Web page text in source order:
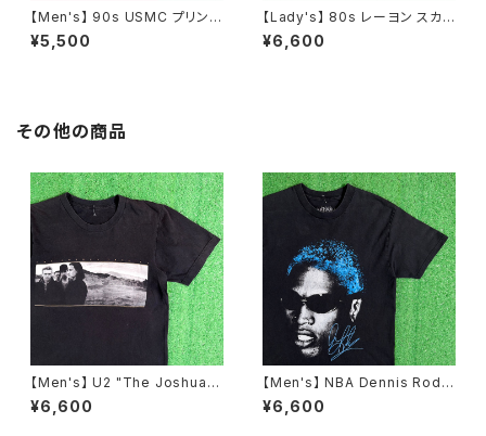
【Men's】 90s USMC プリント
Tシャツ / アメリカ製 USA製 9
0年代 ティーシャツ T-Shirt 古
¥5,500
【Lady's】 80s レーヨン スカ
ーフ柄 スカート / 80年代 古着
レディース 総柄 2266
¥6,600
その他の商品
【Men's】 U2 "The Joshua T
ree" オフィシャルライセンス T
シャツ / バンドT ロックT ティー
¥6,600
【Men's】 NBA Dennis Rodm
an オフィシャル Tシャツ / ティ
ーシャツ T-Shirt 古着 ロッドマ
¥6,600